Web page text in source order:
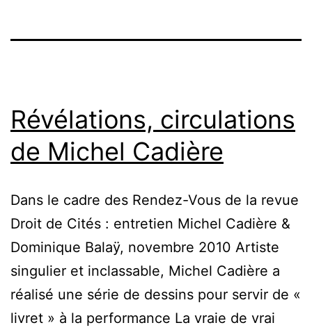
Révélations, circulations
de Michel Cadière
Dans le cadre des Rendez-Vous de la revue
Droit de Cités : entretien Michel Cadière &
Dominique Balaÿ, novembre 2010 Artiste
singulier et inclassable, Michel Cadière a
réalisé une série de dessins pour servir de «
livret » à la performance La vraie de vrai